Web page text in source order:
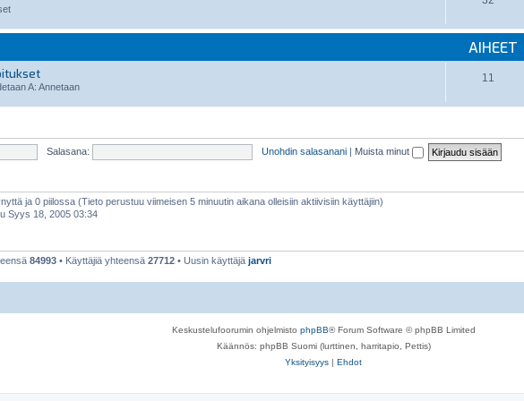
AIHEET
A: Annetaan
11
Salasana: Unohdin salasanani | Muista minut
ja 0 piilossa (Tieto perustuu viimeisen 5 minuutin aikana olleisiin aktiivisiin käyttäjiin)
Syys 18, 2005 03:34
84993 • Käyttäjiä yhteensä 27712 • Uusin käyttäjä jarvri
Keskustelufoorumin ohjelmisto phpBB® Forum Software © phpBB Limited
Käännös: phpBB Suomi (lurttinen, harritapio, Pettis)
Yksityisyys | Ehdot